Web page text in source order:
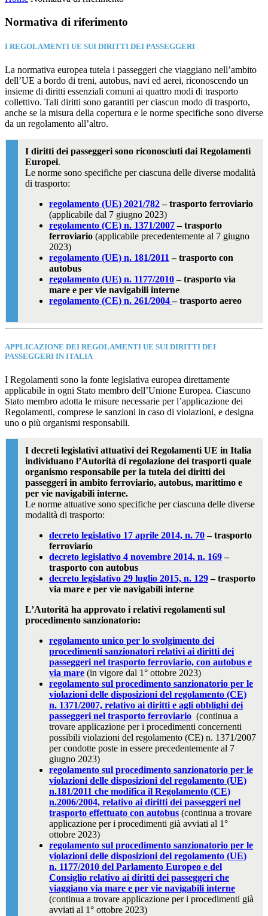
Normativa di riferimento
I REGOLAMENTI UE SUI DIRITTI DEI PASSEGGERI
La normativa europea tutela i passeggeri che viaggiano nell’ambito
dell’UE a bordo di treni, autobus, navi ed aerei, riconoscendo un
insieme di diritti essenziali comuni ai quattro modi di trasporto
collettivo. Tali diritti sono garantiti per ciascun modo di trasporto,
anche se la misura della copertura e le norme specifiche sono diverse
da un regolamento all’altro.
I diritti dei passeggeri sono riconosciuti dai Regolamenti
Europei.
Le norme sono specifiche per ciascuna delle diverse modalità
di trasporto:
regolamento (UE) 2021/782– trasporto ferroviario
(applicabile dal 7 giugno 2023)
regolamento (CE) n. 1371/2007– trasporto
ferroviario (applicabile precedentemente al 7 giugno
2023)
regolamento (UE) n. 181/2011 – trasporto con
autobus
regolamento (UE) n. 1177/2010– trasporto via
mare e per vie navigabili interne
regolamento (CE) n. 261/2004– trasporto aereo
APPLICAZIONE DEI REGOLAMENTI UE SUI DIRITTI DEI
PASSEGGERI IN ITALIA
I Regolamenti sono la fonte legislativa europea direttamente
applicabile in ogni Stato membro dell’Unione Europea. Ciascuno
Stato membro adotta le misure necessarie per l’applicazione dei
Regolamenti, comprese le sanzioni in caso di violazioni, e designa
uno o più organismi responsabili.
I decreti legislativi attuativi dei Regolamenti UE in Italia
individuano l’Autorità di regolazione dei trasporti quale
organismo responsabile per la tutela dei diritti dei
passeggeri in ambito ferroviario, autobus, marittimo e
per vie navigabili interne.
Le norme attuative sono specifiche per ciascuna delle diverse
modalità di trasporto:
decreto legislativo 17 aprile 2014, n. 70– trasporto
ferroviario
decreto legislativo 4 novembre 2014, n. 169–
trasporto con autobus
decreto legislativo 29 luglio 2015, n. 129– trasporto
via mare e per vie navigabili interne
L’Autorità ha approvato i relativi regolamenti sul
procedimento sanzionatorio:
regolamento unico per lo svolgimento dei
procedimenti sanzionatorirelativi ai diritti dei
passeggerinel trasporto ferroviario, con autobus e
via mare (in vigore dal 1° ottobre 2023)
regolamento sul procedimento sanzionatorio per le
violazioni delle disposizioni del regolamento (CE)
n. 1371/2007, relativo ai diritti e agli obblighi dei
passeggeri nel trasporto ferroviario (continua a
trovare applicazione per i procedimenti concernenti
possibili violazioni del regolamento (CE) n. 1371/2007
per condotte poste in essere precedentemente al 7
giugno 2023)
regolamento sul procedimento sanzionatorio per le
violazioni delle disposizioni del regolamento (UE)
n.181/2011 che modifica il Regolamento (CE)
n.2006/2004, relativo ai diritti dei passeggeri nel
trasporto effettuato con autobus (continua a trovare
applicazione per i procedimenti già avviati al 1°
ottobre 2023)
regolamento sul procedimento sanzionatorio per le
violazioni delle disposizioni del regolamento (UE)
n. 1177/2010 del Parlamento Europeo e del
Consiglio relativo ai diritti dei passeggeri che
viaggiano via mare e per vie navigabili interne
(continua a trovare applicazione per i procedimenti già
avviati al 1° ottobre 2023)